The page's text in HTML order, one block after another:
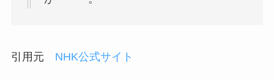
引用元 NHK公式サイト